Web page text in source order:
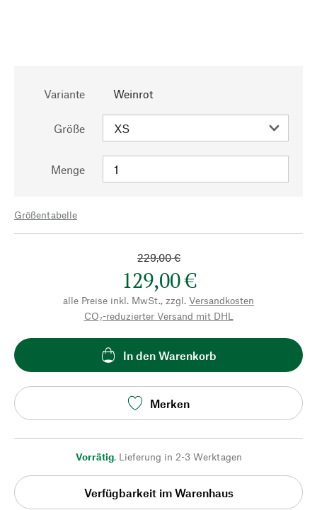
Variante Weinrot
Größe
Menge
Größentabelle
229,00 €
129,00 €
alle Preise inkl. MwSt., zzgl. Versandkosten
CO₂-reduzierter Versand mit DHL
In den Warenkorb
Merken
Vorrätig, Lieferung in 2-3 Werktagen
Verfügbarkeit im Warenhaus